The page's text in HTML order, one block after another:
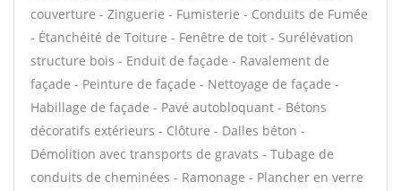
couverture - Zinguerie - Fumisterie - Conduits de Fumée
- Étanchéité de Toiture - Fenêtre de toit - Surélévation
structure bois - Enduit de façade - Ravalement de
façade - Peinture de façade - Nettoyage de façade -
Habillage de façade - Pavé autobloquant - Bétons
décoratifs extérieurs - Clôture - Dalles béton -
Démolition avec transports de gravats - Tubage de
conduits de cheminées - Ramonage - Plancher en verre